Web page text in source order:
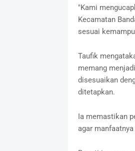
"Kami
Kecamatan
sesuai
Taufik
memang
disesuaikan
ditetapkan.
Ia memastikan
agar